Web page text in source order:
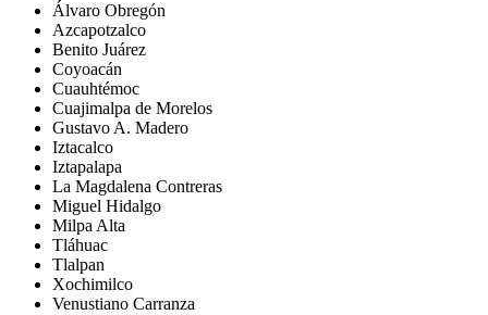
Álvaro Obregón
Azcapotzalco
Benito Juárez
Coyoacán
Cuauhtémoc
Cuajimalpa de Morelos
Gustavo A. Madero
Iztacalco
Iztapalapa
La Magdalena Contreras
Miguel Hidalgo
Milpa Alta
Tláhuac
Tlalpan
Xochimilco
Venustiano Carranza